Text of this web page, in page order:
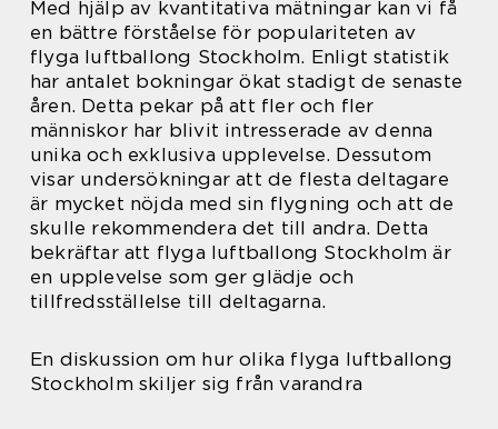
Med hjälp av kvantitativa mätningar kan vi få
en bättre förståelse för populariteten av
flyga luftballong Stockholm. Enligt statistik
har antalet bokningar ökat stadigt de senaste
åren. Detta pekar på att fler och fler
människor har blivit intresserade av denna
unika och exklusiva upplevelse. Dessutom
visar undersökningar att de flesta deltagare
är mycket nöjda med sin flygning och att de
skulle rekommendera det till andra. Detta
bekräftar att flyga luftballong Stockholm är
en upplevelse som ger glädje och
tillfredsställelse till deltagarna.
En diskussion om hur olika flyga luftballong
Stockholm skiljer sig från varandra